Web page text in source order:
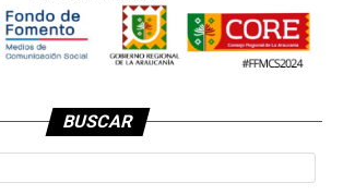
BUSCAR